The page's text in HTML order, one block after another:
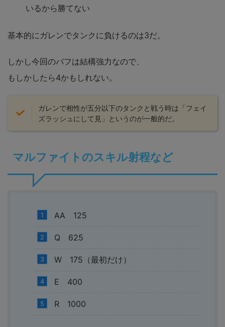
いるから勝てない
基本的にガレンでタンクに負けるのは3だ。
しかし今回のバフは結構強力なので、
もしかしたら4かもしれない。
ガレンで相性が五分以下のタンクと戦う時は「フェイ
ズラッシュにして見」というのが一般的だ。
マルファイトのスキル射程など
AA 125
Q 625
W 175（最初だけ）
E 400
R 1000